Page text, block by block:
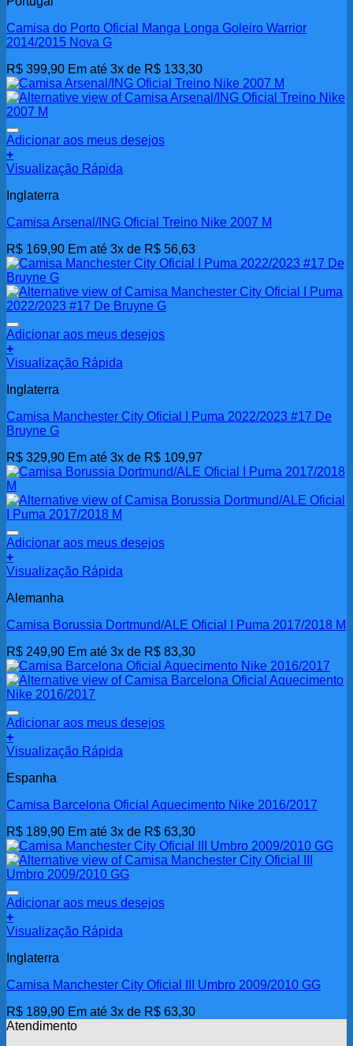
Camisa do Porto Oficial Manga Longa Goleiro Warrior
2014/2015 Nova G
R$ 399,90 Em até 3x de R$ 133,30
Adicionar aos meus desejos
+
Visualização Rápida
Inglaterra
Camisa Arsenal/ING Oficial Treino Nike 2007 M
R$ 169,90 Em até 3x de R$ 56,63
Adicionar aos meus desejos
+
Visualização Rápida
Inglaterra
Camisa Manchester City Oficial I Puma 2022/2023 #17 De
Bruyne G
R$ 329,90 Em até 3x de R$ 109,97
Adicionar aos meus desejos
+
Visualização Rápida
Alemanha
Camisa Borussia Dortmund/ALE Oficial I Puma 2017/2018 M
R$ 249,90 Em até 3x de R$ 83,30
Adicionar aos meus desejos
+
Visualização Rápida
Espanha
Camisa Barcelona Oficial Aquecimento Nike 2016/2017
R$ 189,90 Em até 3x de R$ 63,30
Adicionar aos meus desejos
+
Visualização Rápida
Inglaterra
Camisa Manchester City Oficial III Umbro 2009/2010 GG
R$ 189,90 Em até 3x de R$ 63,30
Atendimento